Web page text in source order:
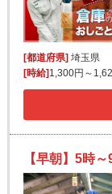
[都道府県] 埼玉県
[時給] 1,300円～